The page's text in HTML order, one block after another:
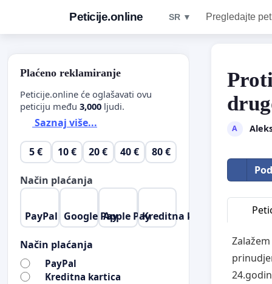
Peticije.online SR ▼ Pregledajte
A
Plaćeno reklamiranje
Peticije.online će oglašavati ovu
peticiju među 3,000 ljudi.
Saznaj više...
5 € 10 € 20 € 40 € 80 €
Način plaćanja
PayPal Google PayApple PayKreditna kartica
Način plaćanja
PayPal
Kreditna kartica